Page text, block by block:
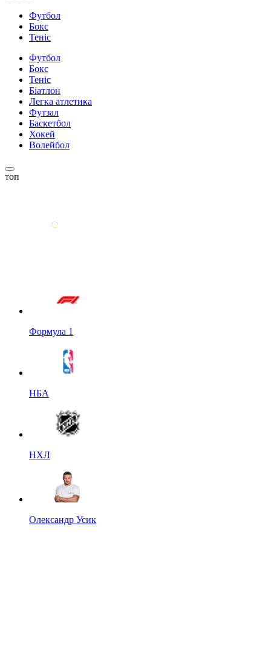
Футбол
Бокс
Теніс
Футбол
Бокс
Теніс
Біатлон
Легка атлетика
Футзал
Баскетбол
Хокей
Волейбол
топ
Формула 1
НБА
НХЛ
Олександр Усик